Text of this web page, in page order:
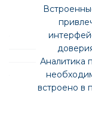
Аналитика
встроено в